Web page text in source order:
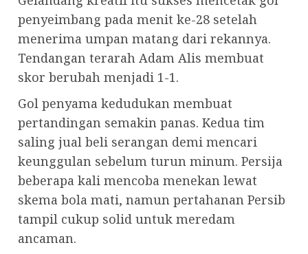
penyeimbang pada menit ke-28 setelah
menerima umpan matang dari rekannya.
Tendangan terarah Adam Alis membuat
skor berubah menjadi 1-1.
Gol penyama kedudukan membuat
pertandingan semakin panas. Kedua tim
saling jual beli serangan demi mencari
keunggulan sebelum turun minum. Persija
beberapa kali mencoba menekan lewat
skema bola mati, namun pertahanan Persib
tampil cukup solid untuk meredam
ancaman.